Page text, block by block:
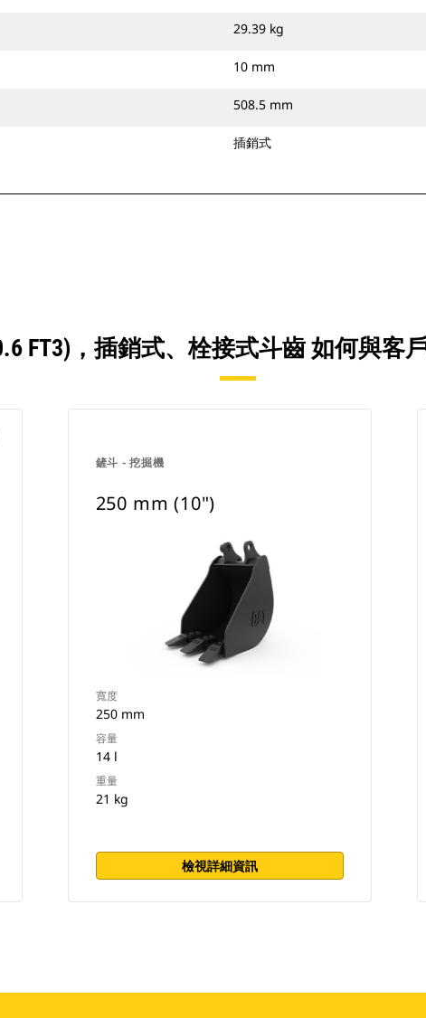
29.39 kg
10 mm
508.5 mm
插銷式
FT3)，插銷式、栓接式斗齒 如何與客
鏟斗 - 挖掘機
250 mm (10")
寬度
250 mm
容量
14 l
重量
21 kg
檢視詳細資訊